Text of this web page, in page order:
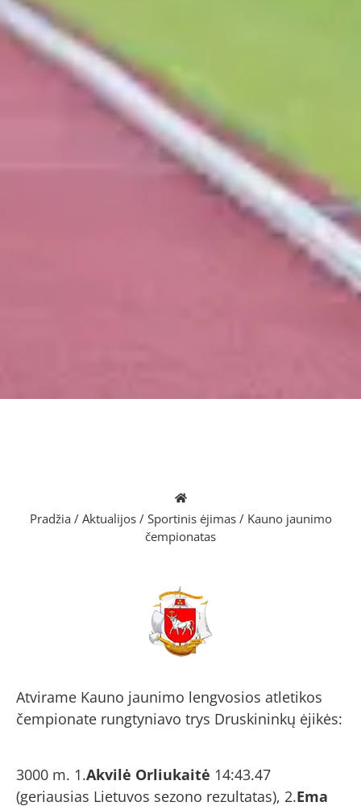
Pradžia / Aktualijos/ Sportinis ėjimas/ Kauno jaunimo
čempionatas
Atvirame Kauno jaunimo lengvosios atletikos
čempionate rungtyniavo trys Druskininkų ėjikės:
3000 m. 1.Akvilė Orliukaitė 14:43.47
(geriausias Lietuvos sezono rezultatas), 2.Ema